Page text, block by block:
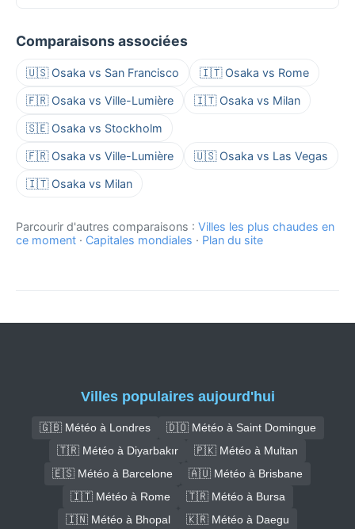
Comparaisons associées
🇺🇸 Osaka vs San Francisco 🇮🇹 Osaka vs Rome
🇫🇷 Osaka vs Ville-Lumière 🇮🇹 Osaka vs Milan
🇸🇪 Osaka vs Stockholm
🇫🇷 Osaka vs Ville-Lumière 🇺🇸 Osaka vs Las Vegas
🇮🇹 Osaka vs Milan
Parcourir d'autres comparaisons : Villes les plus chaudes en
ce moment · Capitales mondiales · Plan du site
Villes populaires aujourd'hui
🇬🇧 Météo à Londres
🇩🇴 Météo à Saint Domingue
🇹🇷 Météo à Diyarbakır
🇵🇰 Météo à Multan
🇪🇸 Météo à Barcelone
🇦🇺 Météo à Brisbane
🇮🇹 Météo à Rome
🇹🇷 Météo à Bursa
🇮🇳 Météo à Bhopal
🇰🇷 Météo à Daegu